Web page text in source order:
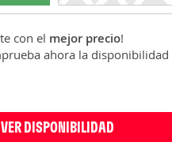
con el mejor precio!
ahora la disponibilidad
VER DISPONIBILIDAD